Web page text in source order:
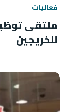
فعاليات
ملتقى
للخريجين